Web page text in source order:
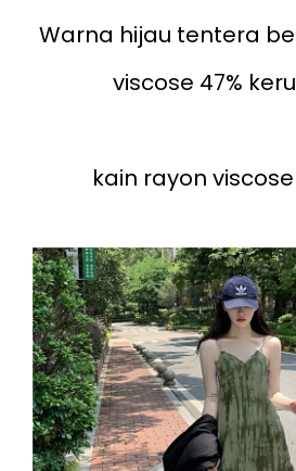
Warna hijau tentera
viscose 47%
kain rayon